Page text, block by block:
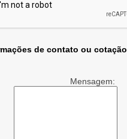
de contato ou cotação
Mensagem: